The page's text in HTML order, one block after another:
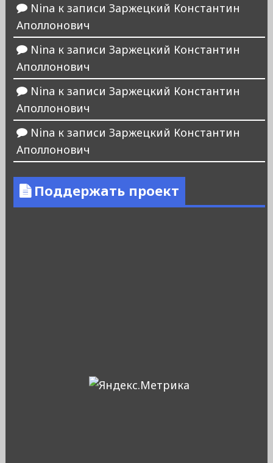
Nina к записи Заржецкий Константин
Аполлонович
Nina к записи Заржецкий Константин
Аполлонович
Nina к записи Заржецкий Константин
Аполлонович
Nina к записи Заржецкий Константин
Аполлонович
Поддержать проект